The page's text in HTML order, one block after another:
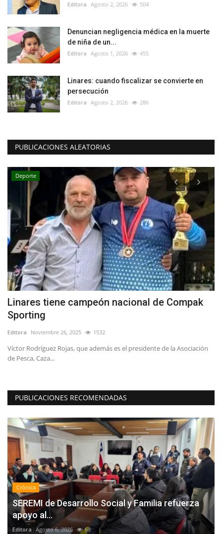
Editora Agosto 2, 2026 504
Denuncian negligencia médica en la muerte
de niña de un...
Editora Agosto 1, 2026 455
Linares: cuando fiscalizar se convierte en
persecución
Editora Agosto 2, 2026 286
PUBLICACIONES ALEATORIAS
Deporte
Linares tiene campeón nacional de Compak
Sporting
Editora Noviembre 26, 2025 1532
Víctor Rodríguez Rojas, que además es el presidente de la Asociación
de Pesca, Caza...
PUBLICACIONES RECOMENDADAS
Crónica
SEREMI de Desarrollo Social y Familia refuerza
apoyo al...
Editora Agosto 6, 2026 68